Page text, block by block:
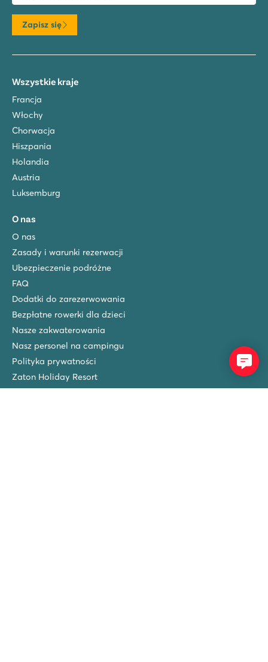
Zapisz się
Wszystkie kraje
Francja
Włochy
Chorwacja
Hiszpania
Holandia
Austria
Luksemburg
O nas
O nas
Zasady i warunki rezerwacji
Ubezpieczenie podróżne
FAQ
Dodatki do zarezerwowania
Bezpłatne rowerki dla dzieci
Nasze zakwaterowania
Nasz personel na campingu
Polityka prywatności
Zaton Holiday Resort